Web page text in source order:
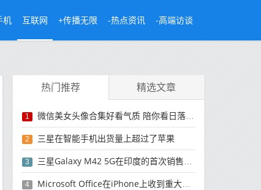
机 互联网 +传播无限 -热点资讯 -高端访谈
热门推荐 精选文章
1 微信美女头像合集好看气质 陪你看日落的人比日落更浪漫
2 三星在智能手机出货量上超过了苹果
3 三星Galaxy M42 5G在印度的首次销售将于今晚开始
4 Microsoft Office在iPhone上收到重大更新